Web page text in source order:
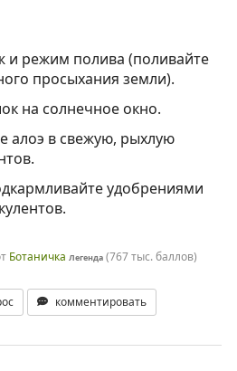
и режим полива (поливайте
просыхания земли).
на солнечное окно.
алоэ в свежую, рыхлую
удобрениями
Ботаничка Легенда (767 тыс.баллов)
комментировать